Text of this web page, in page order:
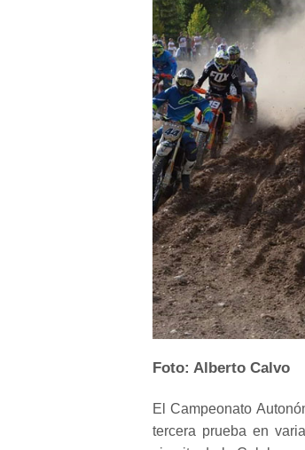
Foto: Alberto Calvo
El Campeonato
tercera prueba en